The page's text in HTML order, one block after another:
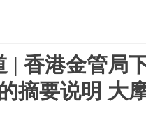
| 香港金管局
摘要说明 大